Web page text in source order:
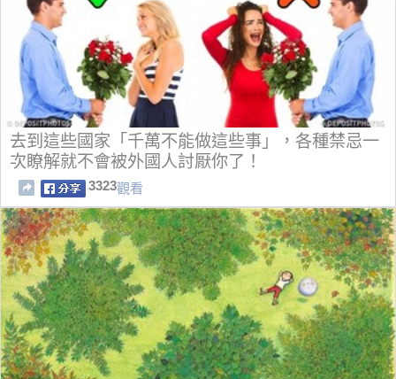
去到這些國家「千萬不能做這些事」，各種禁忌一
次瞭解就不會被外國人討厭你了！
3323觀看